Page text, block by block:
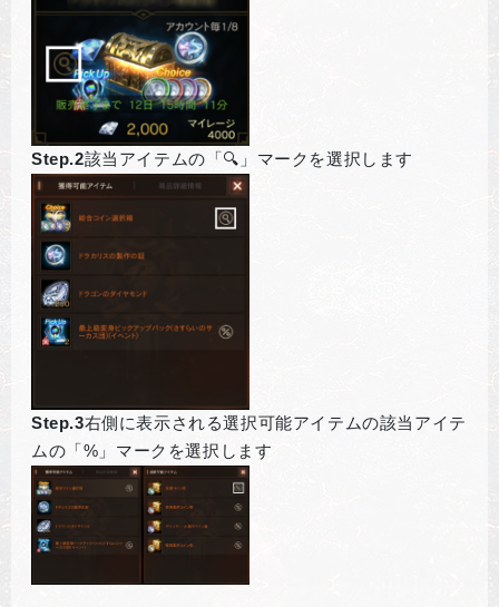
Step.2該当アイテムの「🔍」マークを選択します
Step.3右側に表示される選択可能アイテムの該当アイテ
ムの「%」マークを選択します